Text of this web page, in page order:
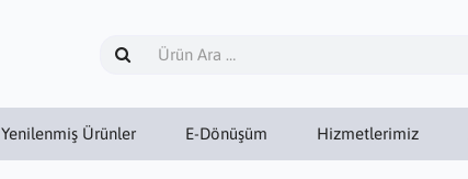
Yenilenmiş Ürünler E-Dönüşüm Hizmetlerimiz